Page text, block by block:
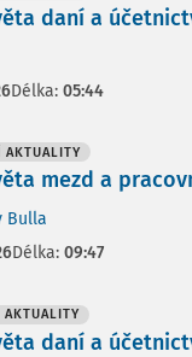
daní a
Délka: 05:44
AKTUALITY
mezd a
Bulla
Délka: 09:47
AKTUALITY
daní a